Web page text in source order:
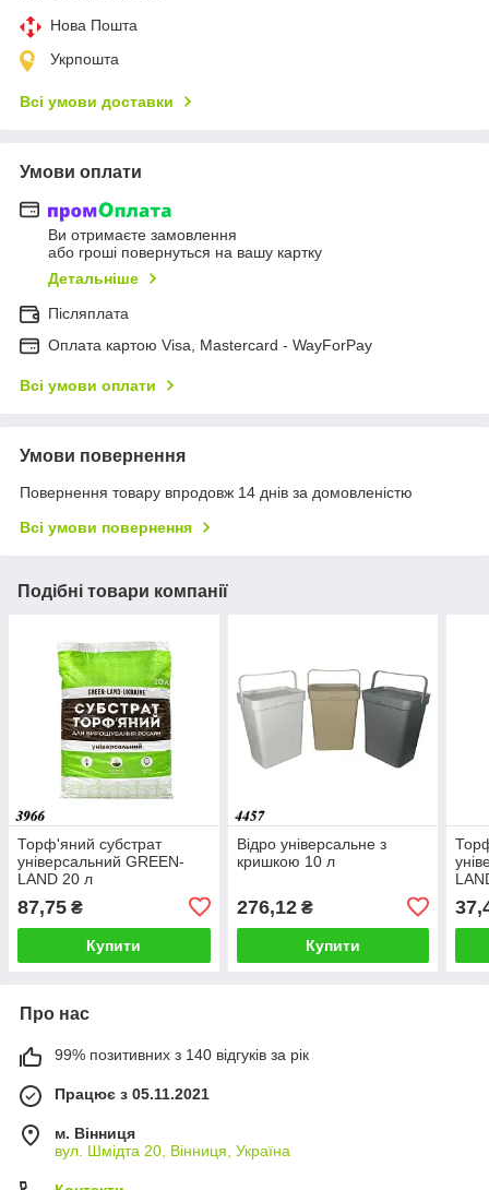
Нова Пошта
Укрпошта
Всі умови доставки
Умови оплати
Ви отримаєте замовлення
або гроші повернуться на вашу картку
Детальніше
Післяплата
Оплата картою Visa, Mastercard - WayForPay
Всі умови оплати
Умови повернення
Повернення товару впродовж 14 днів за домовленістю
Всі умови повернення
Подібні товари компанії
Торф'яний субстрат
універсальний GREEN-
LAND 20 л
87,75 ₴
Купити
Відро універсальне з
кришкою 10 л
276,12₴
Купити
Про нас
99% позитивних з 140 відгуків за рік
Працює з 05.11.2021
м. Вінниця
вул. Шмідта 20, Вінниця, Україна